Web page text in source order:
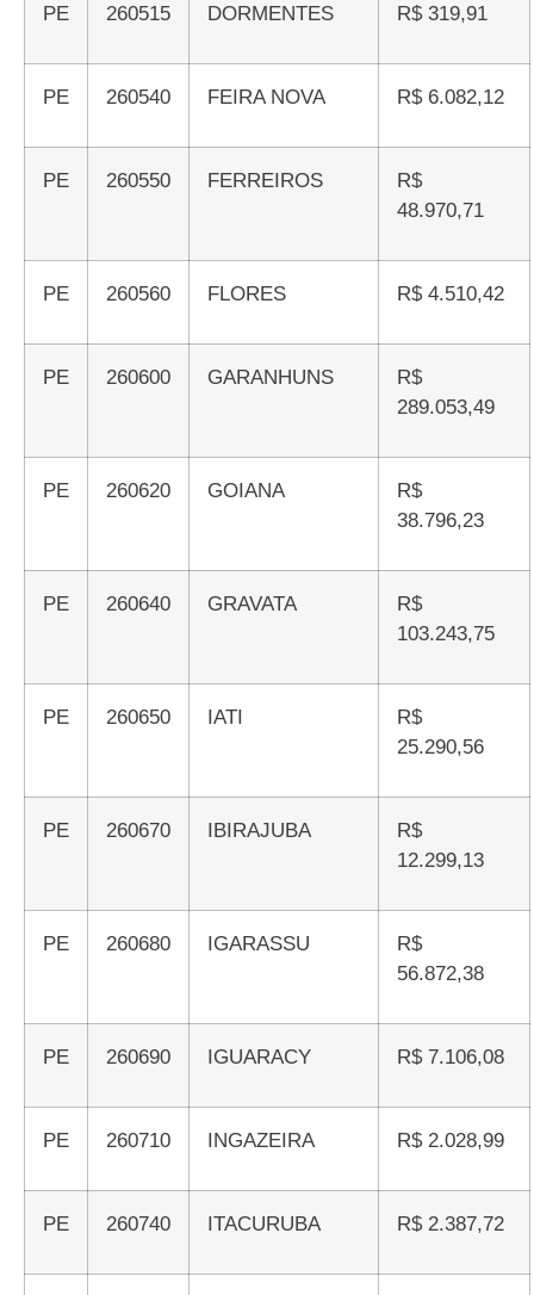
PE 260515 DORMENTES R$ 319,91
PE 260540 FEIRA NOVA R$ 6.082,12
PE 260550 FERREIROS
R$
48.970,71
PE 260560 FLORES R$ 4.510,42
PE 260600 GARANHUNS
R$
289.053,49
PE 260620 GOIANA
R$
38.796,23
PE 260640 GRAVATA
R$
103.243,75
PE 260650 IATI
R$
25.290,56
PE 260670 IBIRAJUBA
R$
12.299,13
PE 260680 IGARASSU
R$
56.872,38
PE 260690 IGUARACY R$ 7.106,08
PE 260710 INGAZEIRA R$ 2.028,99
PE 260740 ITACURUBA R$ 2.387,72